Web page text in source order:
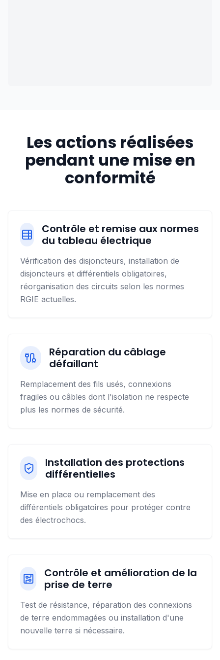
Les actions réalisées
pendant une mise en
conformité
Contrôle et remise aux normes
du tableau électrique
Vérification des disjoncteurs, installation de
disjoncteurs et différentiels obligatoires,
réorganisation des circuits selon les normes
RGIE actuelles.
Réparation du câblage
défaillant
Remplacement des fils usés, connexions
fragiles ou câbles dont l'isolation ne respecte
plus les normes de sécurité.
Installation des protections
différentielles
Mise en place ou remplacement des
différentiels obligatoires pour protéger contre
des électrochocs.
Contrôle et amélioration de la
prise de terre
Test de résistance, réparation des connexions
de terre endommagées ou installation d'une
nouvelle terre si nécessaire.